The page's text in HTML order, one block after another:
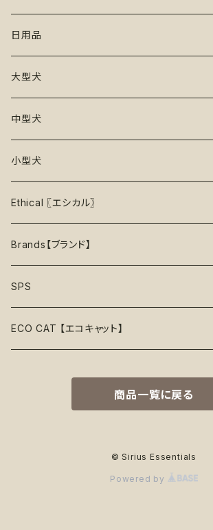
初級【★☆☆☆☆】やさしい
初級＋【★★☆☆☆】ふつう
香り付き
30%OFF
35%OFF
40%OFF
フードボウル
再入荷なし！
丈夫なおもちゃ
ぬいぐるみ
ボール
噛むおもちゃ
ロープトイ【紐】
フリスビー
音鳴るおもちゃ
音鳴らないおもちゃ
リード
エチケット
ロンパース
T -シャツ
パーカー
タンクトップ
セーター
アクセサリー
リボン
バンダナ
スリーブレス・ノースリーブ
リード穴付き
フードボウル
早食い防止
おやつ入れ可能
知育【エンリッチメント】
リックマット
おやつ型
ウォーターボウル
日用品
Toothbrushes【歯ブラシ】
Poop Pickup【うんち処理】
Brushes【ブラシ】
大型犬
おもちゃ
お洋服
首輪
ハーネス
中型犬
おもちゃ
お洋服
首輪
ハーネス
小型犬
おもちゃ
お洋服
首輪
ハーネス
Ethical 〖エシカル〗
Sustainable〖サスティナブル〗
Organic〖オーガニック〗
Vegan〖ヴィーガン〗
Plastic Free〖プラスチックフリー〗
Brands【ブランド】
Alqo Wasi
Animals in Charge
Natural Rubber Toys【天然ゴムおもちゃ】
SPS
ECO CAT 【エコキャット】
ECO Clothes 【エコ服】
ECO Walk 【エコ散歩】
商品一覧に戻る
© Sirius Essentials
Powered by